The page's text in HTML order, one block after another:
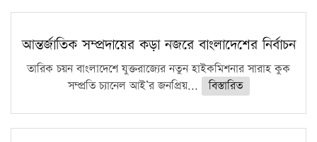
আন্তর্জাতিক সম্প্রদায়ের কড়া নজরে বাংলাদেশের নির্বাচন
তারিক চয়ন বাংলাদেশে যুক্তরাজ্যের নতুন হাইকমিশনার সারাহ কুক
সম্প্রতি চ্যানেল আই’র জনপ্রিয়...
বিস্তারিত